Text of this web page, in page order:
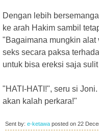
Dengan lebih
ke arah Hakim sambil
"Bagaimana mungkin
seks secara paksa
untuk bisa ereksi saja
"HATI-HATI!", seru si
akan kalah perkara!"
Sent by: e-ketawa posted on 22